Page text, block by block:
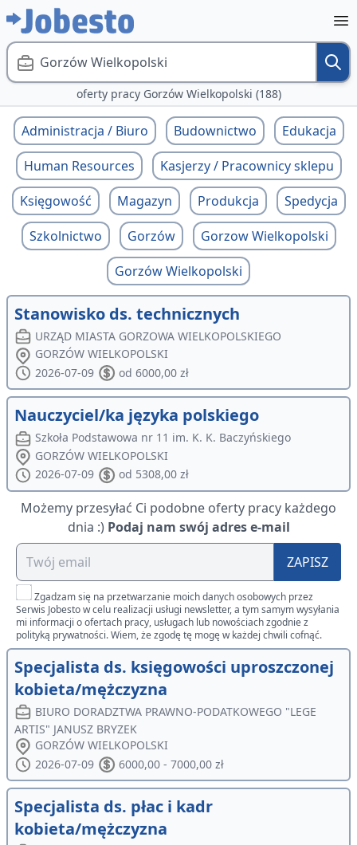
Gorzów Wielkopolski
oferty pracy Gorzów Wielkopolski (188)
Administracja / Biuro Budownictwo
Edukacja
Human Resources
Kasjerzy / Pracownicy sklepu
Księgowość
Magazyn Produkcja
Spedycja
Szkolnictwo
Gorzów
Gorzow Wielkopolski
Gorzów Wielkopolski
Stanowisko ds. technicznych
URZĄD MIASTA GORZOWA WIELKOPOLSKIEGO
GORZÓW WIELKOPOLSKI
2026-07-09
od 6000,00 zł
Nauczyciel/ka języka polskiego
Szkoła Podstawowa nr 11 im. K. K. Baczyńskiego
GORZÓW WIELKOPOLSKI
2026-07-09
od 5308,00 zł
Możemy przesyłać Ci podobne oferty pracy każdego
dnia :) Podaj nam swój adres e-mail
ZAPISZ
Zgadzam się na przetwarzanie moich danych osobowych przez
Serwis Jobesto w celu realizacji usługi newsletter, a tym samym wysyłania
mi informacji o ofertach pracy, usługach lub nowościach zgodnie z
polityką prywatności. Wiem, że zgodę tę mogę w każdej chwili cofnąć.
Specjalista ds. księgowości uproszczonej
kobieta/mężczyzna
BIURO DORADZTWA PRAWNO-PODATKOWEGO "LEGE
ARTIS" JANUSZ BRYZEK
GORZÓW WIELKOPOLSKI
2026-07-09
6000,00 - 7000,00 zł
Specjalista ds. płac i kadr
kobieta/mężczyzna